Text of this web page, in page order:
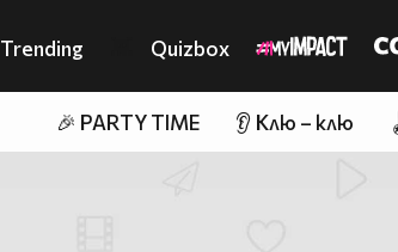
Trending Quizbox
🎉 PARTY TIME 👂 Клю – клю